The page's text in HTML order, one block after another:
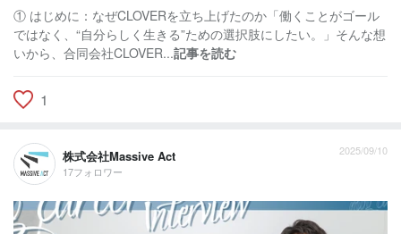
① はじめに：なぜCLOVERを立ち上げたのか「働くことがゴール
ではなく、“自分らしく生きる”ための選択肢にしたい。」そんな想
いから、合同会社CLOVER...記事を読む
1
株式会社Massive Act
17フォロワー
2025/09/10